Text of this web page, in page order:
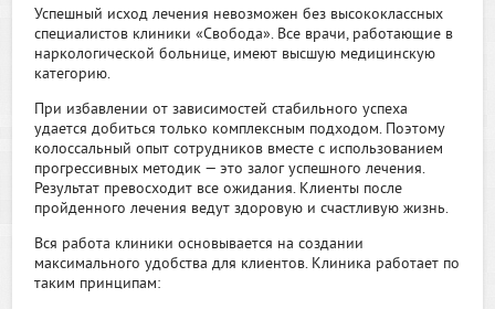
Успешный исход лечения невозможен без высококлассных
специалистов клиники «Свобода». Все врачи, работающие в
наркологической больнице, имеют высшую медицинскую
категорию.
При избавлении от зависимостей стабильного успеха
удается добиться только комплексным подходом. Поэтому
колоссальный опыт сотрудников вместе с использованием
прогрессивных методик — это залог успешного лечения.
Результат превосходит все ожидания. Клиенты после
пройденного лечения ведут здоровую и счастливую жизнь.
Вся работа клиники основывается на создании
максимального удобства для клиентов. Клиника работает по
таким принципам: